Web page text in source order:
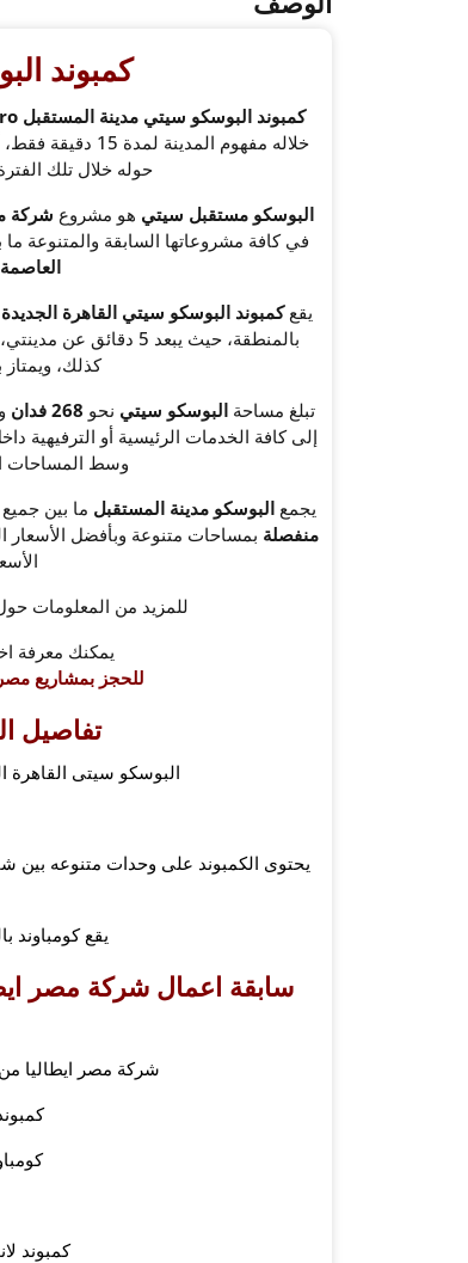
كمبوند
كمبوند البوسكو سيتي مدينة المستقبل
خلاله مفهوم
حوله خلال تلك
البوسكو مستقبل سيتي هو مشروع شركة
في كافة مشروعاتها السابقة والمتنوعة
يقعكمبوند البوسكو سيتي القاهرة الجديدة
كذلك،
تبلغ مساحةالبوسكو سيتي نحو 268 فدان
وسط المساحات
يجمع البوسكو مدينة المستقبل ما بين
منفصلة بمساحات متنوعة وبأفضل الأسعار
للمزيد من المعلومات
يمكنك معرفة
للحجز بمشاريع مصر ايطاليا
تفاصيل
البوسكو سيتى القاهرة
يقع كومباوند
سابقة اعمال شركة مصر
شركة مصر ايطاليا
كمبوند